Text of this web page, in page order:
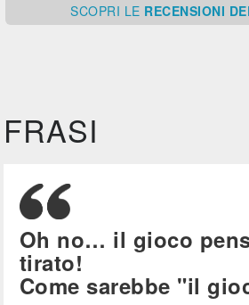
SCOPRI LE RECENSIONI
FRASI
Oh no… il gioco
tirato!
Come sarebbe "il